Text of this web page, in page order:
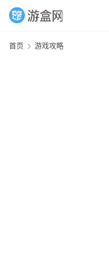
首页 游戏攻略